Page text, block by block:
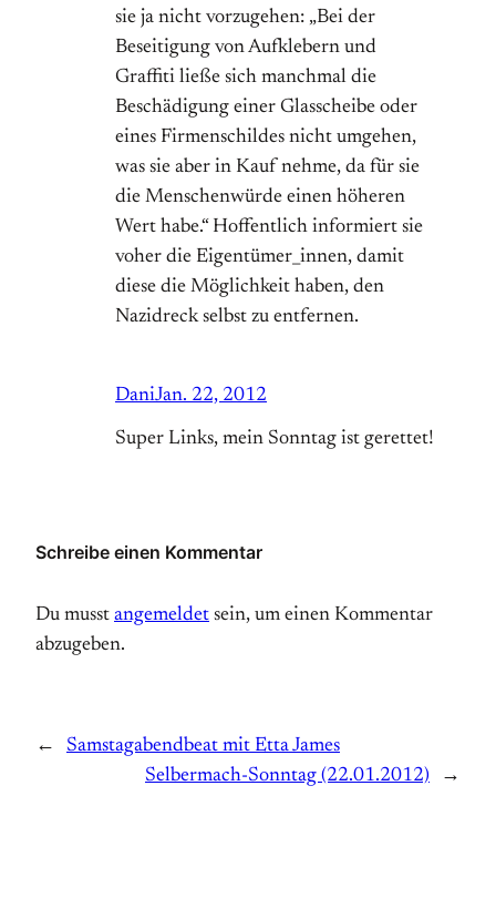
sie ja nicht vorzugehen: „Bei der
Beseitigung von Aufklebern und
Graffiti ließe sich manchmal die
Beschädigung einer Glasscheibe oder
eines Firmenschildes nicht umgehen,
was sie aber in Kauf nehme, da für sie
die Menschenwürde einen höheren
Wert habe.“ Hoffentlich informiert sie
voher die Eigentümer_innen, damit
diese die Möglichkeit haben, den
Nazidreck selbst zu entfernen.
DaniJan. 22, 2012
Super Links, mein Sonntag ist gerettet!
Schreibe einen Kommentar
Du musst angemeldet sein, um einen Kommentar
abzugeben.
←
Samstagabendbeat mit Etta James
Selbermach-Sonntag (22.01.2012)
→